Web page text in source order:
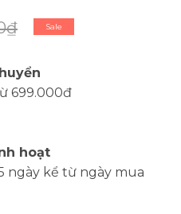
Sale
699.000đ
hoạt
ngày kể từ ngày mua